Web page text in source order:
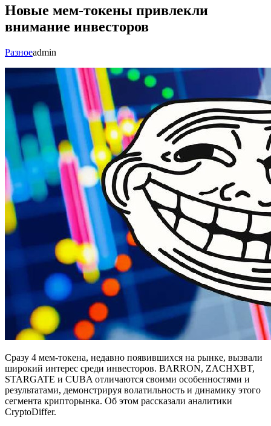
Новые мем-токены привлекли
внимание инвесторов
Разноеadmin
Сразу 4 мем-токена, недавно появившихся на рынке, вызвали
широкий интерес среди инвесторов. BARRON, ZACHXBT,
STARGATE и CUBA отличаются своими особенностями и
результатами, демонстрируя волатильность и динамику этого
сегмента крипторынка. Об этом рассказали аналитики
CryptoDiffer.